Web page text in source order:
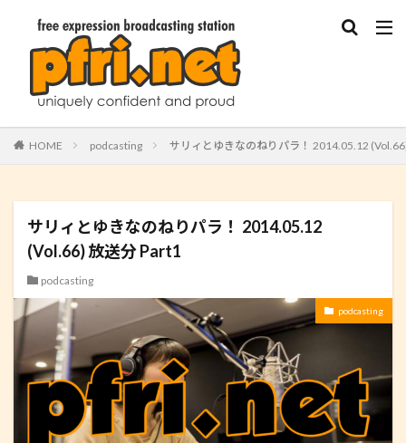
HOME podcasting サリィとゆきなのねりパラ！ 2014.05.12
サリィとゆきなのねりパラ！ 2014.05.12
(Vol.66) 放送分 Part1
podcasting
podcasting